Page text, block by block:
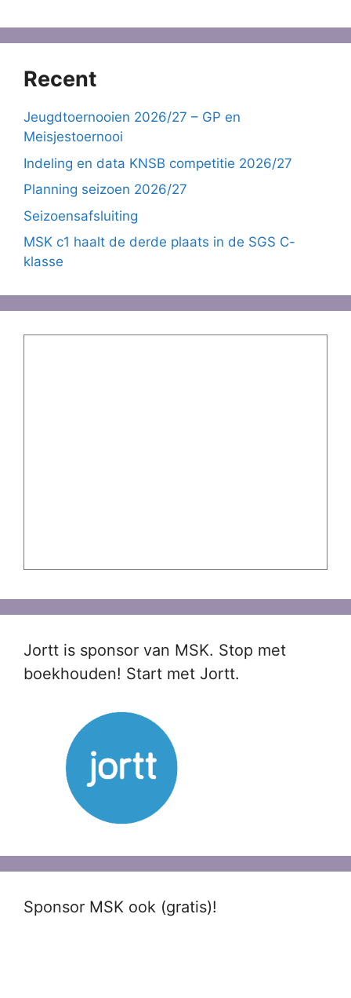
Recent
Jeugdtoernooien 2026/27 – GP en
Meisjestoernooi
Indeling en data KNSB competitie 2026/27
Planning seizoen 2026/27
Seizoensafsluiting
MSK c1 haalt de derde plaats in de SGS C-
klasse
Jortt is sponsor van MSK. Stop met
boekhouden! Start met Jortt.
Sponsor MSK ook (gratis)!